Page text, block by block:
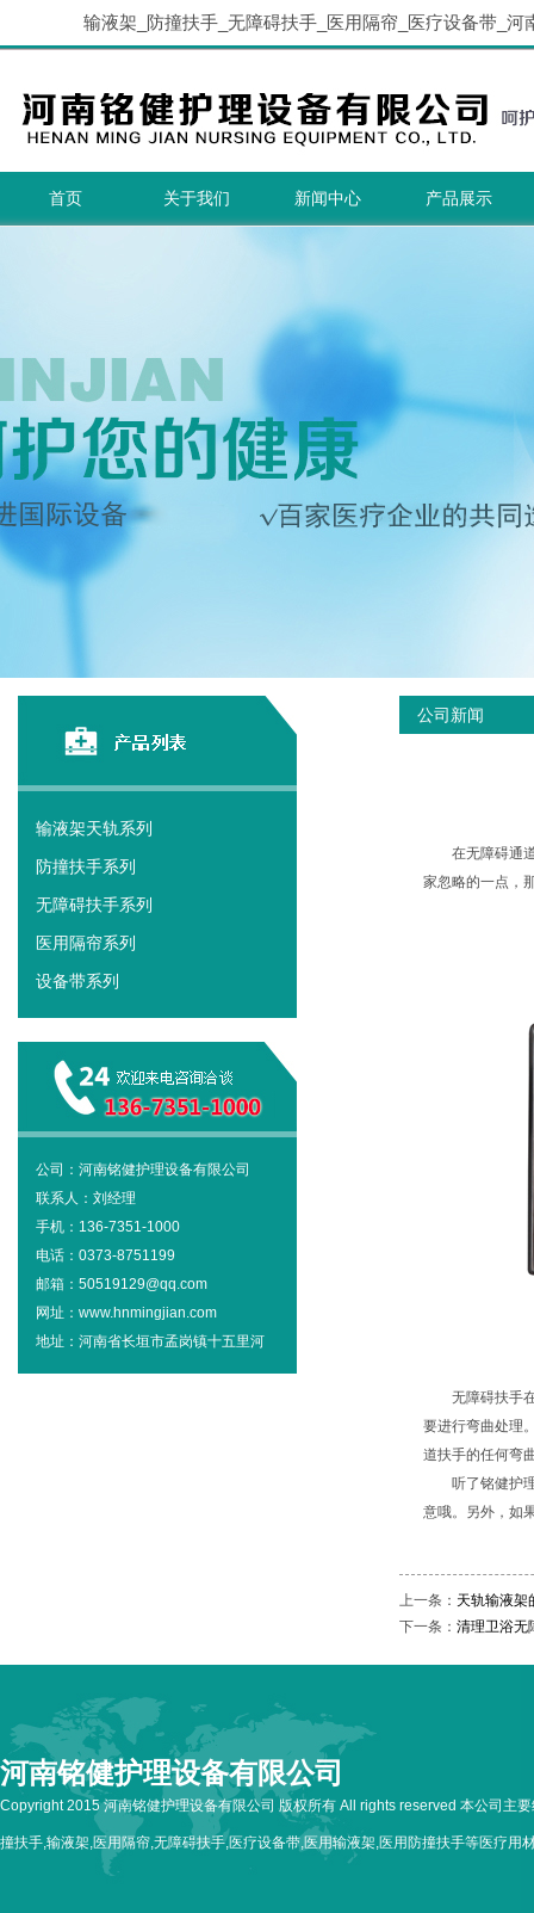
输液架_防撞扶手_无障碍扶手_医用隔帘_医疗设备带_河
首页 关于我们 新闻中心 产品展示
输液架天轨系列
防撞扶手系列
无障碍扶手系列
医用隔帘系列
设备带系列
公司：河南铭健护理设备有限公司
联系人：刘经理
手机：136-7351-1000
电话：0373-8751199
邮箱：50519129@qq.com
网址：www.hnmingjian.com
地址：河南省长垣市孟岗镇十五里河
公司新闻
在无障碍通
家忽略的一点，
无障碍扶手
要进行弯曲处理
道扶手的任何弯
听了铭健护
意哦。另外，如
上一条： 天轨输液架
下一条： 清理卫浴无
河南铭健护理设备有限公司
Copyright 2015 河南铭健护理设备有限公司 版权所有 All rights reserved 本公司主
撞扶手,输液架,医用隔帘,无障碍扶手,医疗设备带,医用输液架,医用防撞扶手等医疗用